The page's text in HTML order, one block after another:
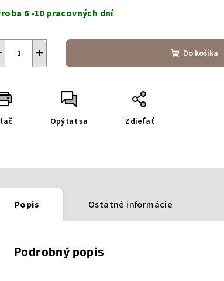
6 -10 pracovných dní
+ Do košíka
Opýtať sa Zdieľať
Popis Ostatné informácie
Podrobný popis